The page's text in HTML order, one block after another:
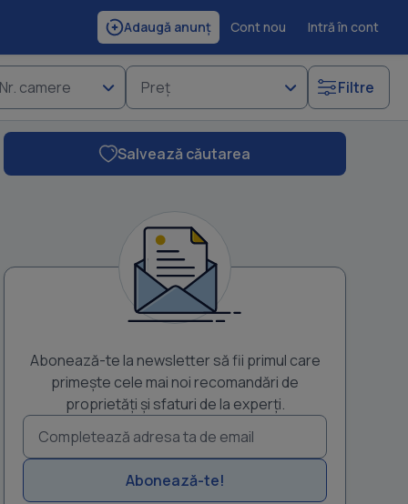
Adaugă anunț Cont nou Intră în cont
Nr. camere Preț Filtre
Salvează căutarea
Abonează-te la newsletter să fii primul care
primește cele mai noi recomandări de
proprietăți și sfaturi de la experți.
Abonează-te!